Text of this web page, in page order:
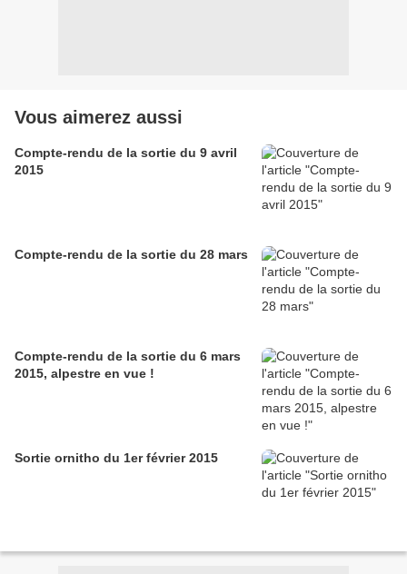
Vous aimerez aussi
Compte-rendu de la sortie du 9 avril
2015
Compte-rendu de la sortie du 28 mars
Compte-rendu de la sortie du 6 mars
2015, alpestre en vue !
Sortie ornitho du 1er février 2015